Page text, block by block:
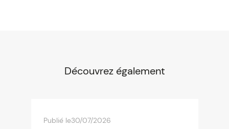
Découvrez également
Publié le30/07/2026